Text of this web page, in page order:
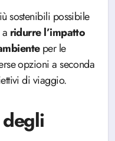
sostenibili possibile
ridurre l’impatto
per le
opzioni a seconda
di viaggio.